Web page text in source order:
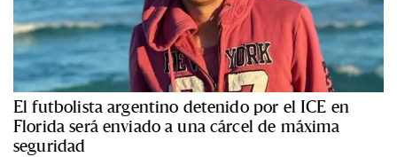
El futbolista argentino detenido por el ICE en
Florida será enviado a una cárcel de máxima
seguridad